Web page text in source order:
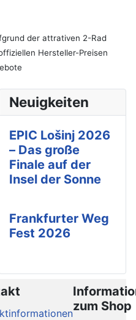
der attrativen 2-Rad
Hersteller-Preisen
Neuigkeiten
EPIC Lošinj 2026
– Das große
Finale auf der
Insel der Sonne
Frankfurter Weg
Fest 2026
zum Shop